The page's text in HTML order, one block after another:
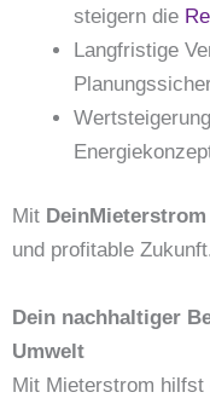
steigern die
Langfristige
Mit DeinMieterstrom
und profitable Zukunft.
Dein nachhaltiger
Umwelt
Mit Mieterstrom hilfst